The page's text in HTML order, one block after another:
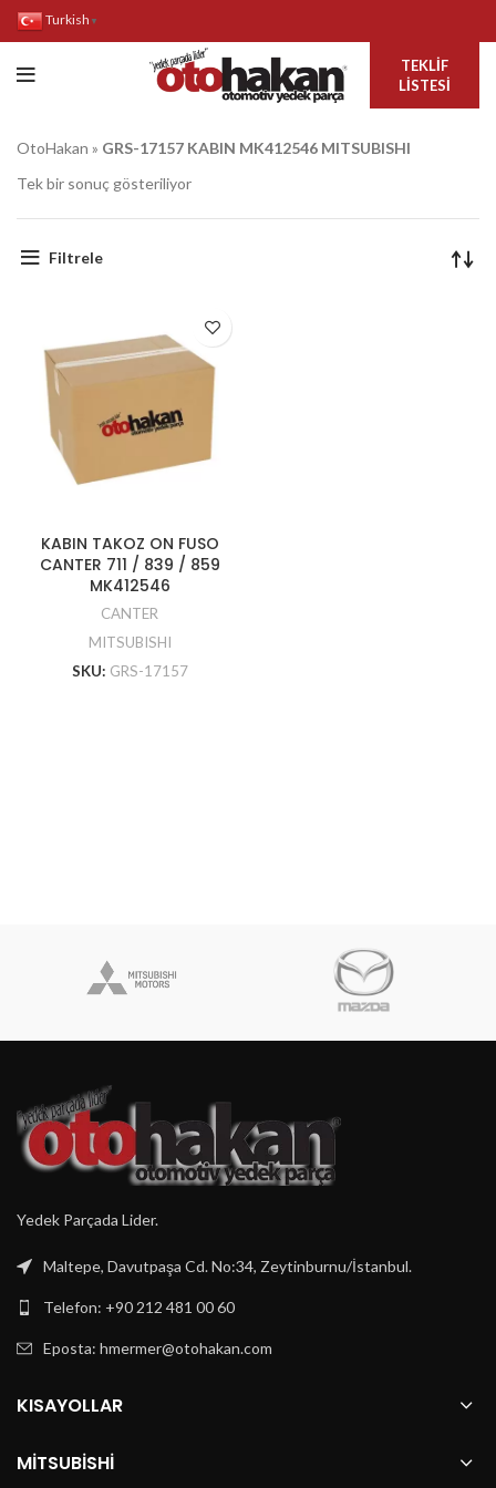
Turkish ▼
TEKLIF
LISTESI
OtoHakan » GRS-17157 KABIN MK412546 MITSUBISHI
Tek bir sonuç gösteriliyor
Filtrele
KABIN TAKOZ ON FUSO
CANTER 711 / 839 / 859
MK412546
CANTER
MITSUBISHI
SKU: GRS-17157
Yedek Parçada Lider.
Maltepe, Davutpaşa Cd. No:34, Zeytinburnu/İstanbul.
Telefon: +90 212 481 00 60
Eposta: hmermer@otohakan.com
KISAYOLLAR
MITSUBISHI